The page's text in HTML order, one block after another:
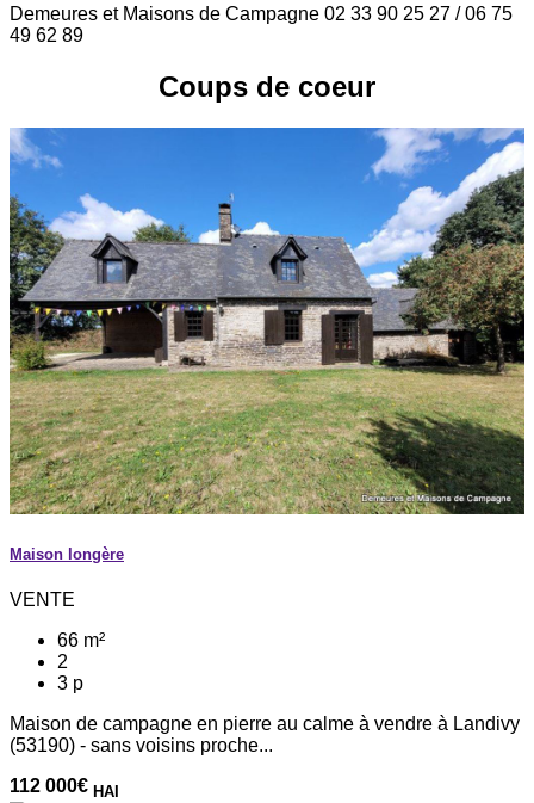
Demeures et Maisons de Campagne 02 33 90 25 27 / 06 75
49 62 89
Coups de coeur
Maison longère
VENTE
66 m²
2
3 p
Maison de campagne en pierre au calme à vendre à Landivy
(53190) - sans voisins proche...
112 000€ HAI